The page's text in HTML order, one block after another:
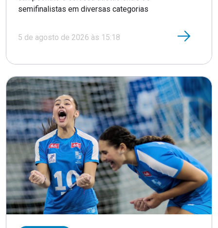
semifinalistas em diversas categorias
5 de agosto de 2026 às 15:18